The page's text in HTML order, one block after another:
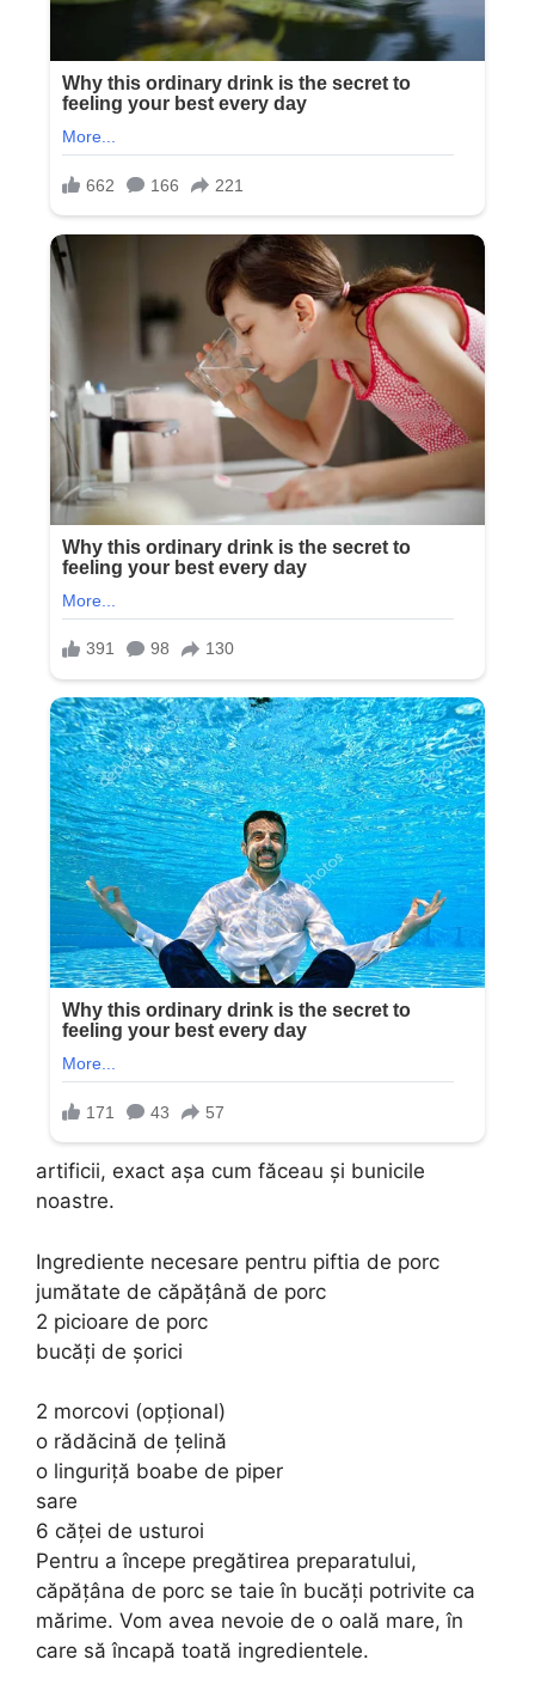
artificii, exact așa cum făceau și bunicile
noastre.
Ingrediente necesare pentru piftia de porc
jumătate de căpăţână de porc
2 picioare de porc
bucăți de șorici
2 morcovi (opțional)
o rădăcină de țelină
o linguriță boabe de piper
sare
6 căței de usturoi
Pentru a începe pregătirea preparatului,
căpățâna de porc se taie în bucăți potrivite ca
mărime. Vom avea nevoie de o oală mare, în
care să încapă toată ingredientele.